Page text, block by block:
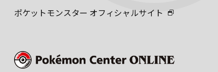
ポケットモンスター オフィシャルサイト